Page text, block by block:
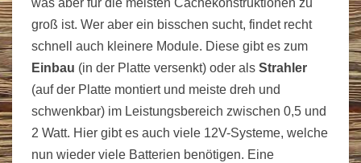
was aber für die meisten Cachekonstruktionen zu
groß ist. Wer aber ein bisschen sucht, findet recht
schnell auch kleinere Module. Diese gibt es zum
Einbau (in der Platte versenkt) oder als Strahler
(auf der Platte montiert und meiste dreh und
schwenkbar) im Leistungsbereich zwischen 0,5 und
2 Watt. Hier gibt es auch viele 12V-Systeme, welche
nun wieder viele Batterien benötigen. Eine